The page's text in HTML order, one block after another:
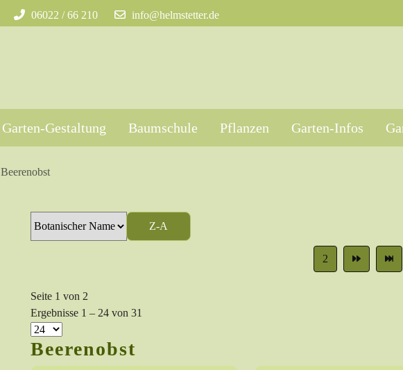
06022 / 66 210 info@helmstetter.de
Garten-Gestaltung Baumschule Pflanzen Garten-Infos
Beerenobst
Z-A
2
Seite 1 von 2
Ergebnisse 1 – 24 von 31
Beerenobst